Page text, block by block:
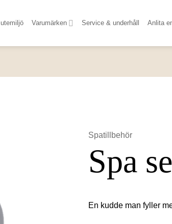
Varumärken Service & underhåll Anlita
Spatillbehör
Spa
En kudde man fyller